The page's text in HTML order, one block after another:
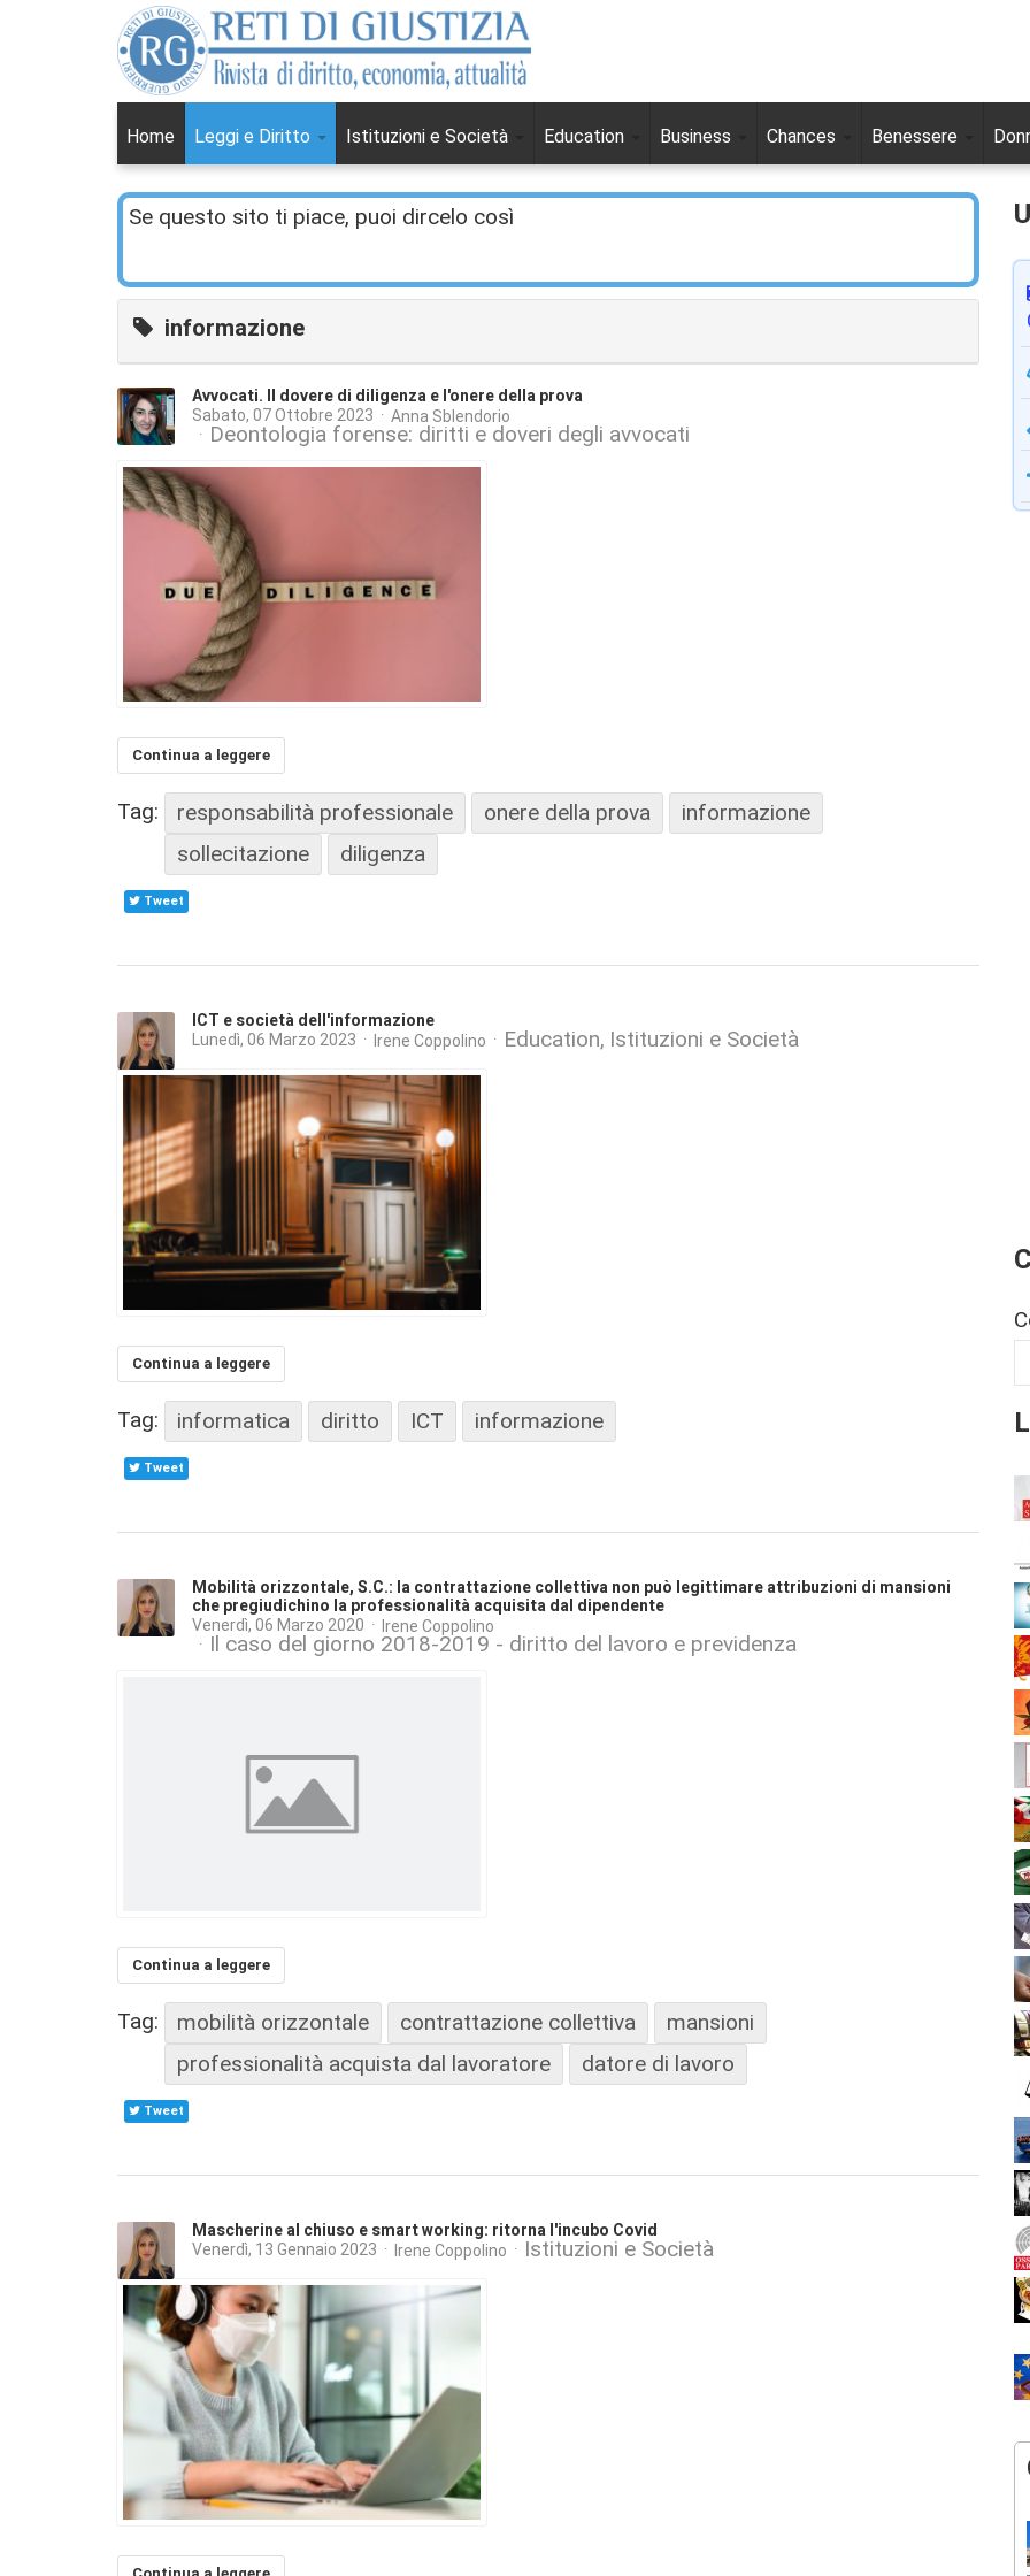
Home Leggi e Diritto Istituzioni e Società Education Business Chances Benessere
Se questo sito ti piace, puoi dircelo così
informazione
Avvocati. Il dovere di diligenza e l'onere della prova
Sabato, 07 Ottobre 2023 Anna Sblendorio
Deontologia forense: diritti e doveri degli avvocati
Continua a leggere
Tag: responsabilità professionale onere della prova
informazione
sollecitazione
diligenza
Tweet
ICT e società dell'informazione
Lunedì, 06 Marzo 2023 Irene Coppolino Education Istituzioni e Società
Continua a leggere
Tag: informatica diritto ICT informazione
Tweet
Mobilità orizzontale, S.C.: la contrattazione collettiva non può legittimare attribuzioni di mansioni
che pregiudichino la professionalità acquisita dal dipendente
Venerdì, 06 Marzo 2020 Irene Coppolino
Il caso del giorno 2018-2019 - diritto del lavoro e previdenza
Continua a leggere
Tag: mobilità orizzontale contrattazione collettiva
mansioni
professionalità acquista dal lavoratore
datore di lavoro
Tweet
Mascherine al chiuso e smart working: ritorna l'incubo Covid
Venerdì, 13 Gennaio 2023 Irene Coppolino Istituzioni e Società